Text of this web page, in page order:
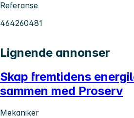
Referanse
464260481
Lignende annonser
Skap fremtidens
sammen med Proserv
Mekaniker